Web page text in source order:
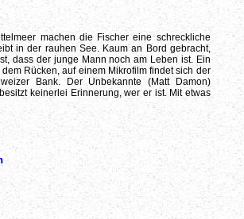
machen die Fischer eine schreckliche
in der rauhen See. Kaum an Bord gebracht,
dass der junge Mann noch am Leben ist. Ein
Rücken, auf einem Mikrofilm findet sich der
Bank. Der Unbekannte (Matt Damon)
keinerlei Erinnerung, wer er ist. Mit etwas